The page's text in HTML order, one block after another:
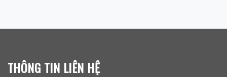
THÔNG TIN LIÊN HỆ